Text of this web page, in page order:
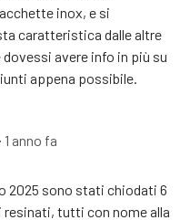
inox, e si
caratteristica dalle altre
avere info in più su
appena possibile.
∙ 1 anno fa
2025 sono stati chiodati 6
tutti con nome alla